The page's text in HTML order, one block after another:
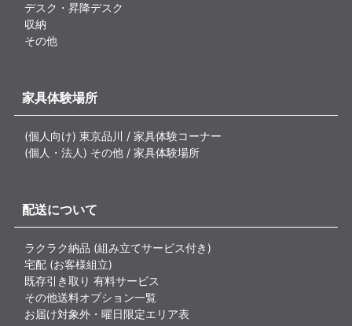
デスク・昇降デスク
収納
その他
家具体験場所
(個人向け) 東京品川 / 家具体験コーナー
(個人・法人) その他 / 家具体験場所
配送について
ラクラク納品 (組み立てサービス付き)
宅配 (お客様組立)
既存引き取り 有料サービス
その他送料オプション一覧
お届け対象外・曜日限定エリア表